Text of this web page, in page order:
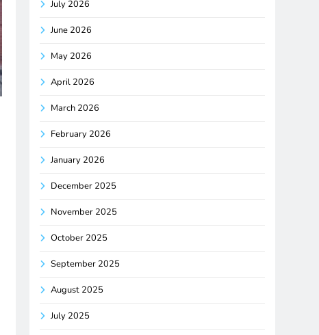
July 2026
June 2026
May 2026
April 2026
March 2026
February 2026
January 2026
December 2025
November 2025
October 2025
September 2025
August 2025
July 2025